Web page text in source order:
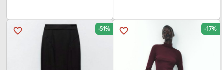
favorite_border -17%
favorite_border -51%